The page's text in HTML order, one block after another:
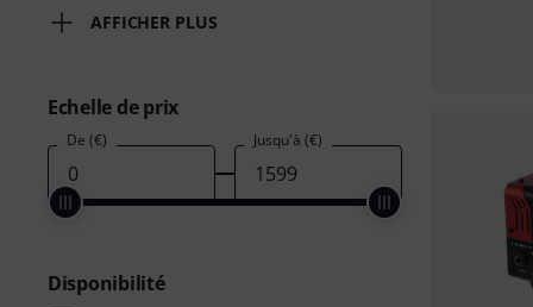
AFFICHER PLUS
Echelle de prix
De (€) Jusqu'à (€)
Disponibilité